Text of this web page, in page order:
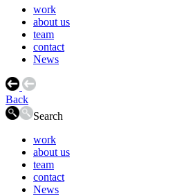
work
about us
team
contact
News
Back
Search
work
about us
team
contact
News